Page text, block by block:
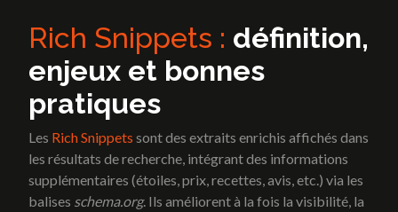
Blog
Création de site vitrine
Site catalogue et e-commerce
Landing Page
Refonte site internet
Web marketing
L'Agence
Blog
Lexique
Rich Snippets : définition,
enjeux et bonnes
pratiques
Les Rich Snippets sont des extraits enrichis affichés dans
les résultats de recherche, intégrant des informations
supplémentaires (étoiles, prix, recettes, avis, etc.) via les
balises schema.org. Ils améliorent à la fois la visibilité, la